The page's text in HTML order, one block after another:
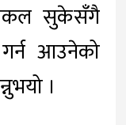
सुकेसँगै
आउनेको
।